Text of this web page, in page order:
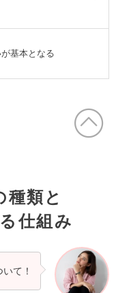
基本となる
種類と
仕組み
て！